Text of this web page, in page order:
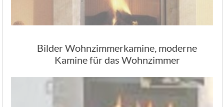
Bilder Wohnzimmerkamine, moderne
Kamine für das Wohnzimmer